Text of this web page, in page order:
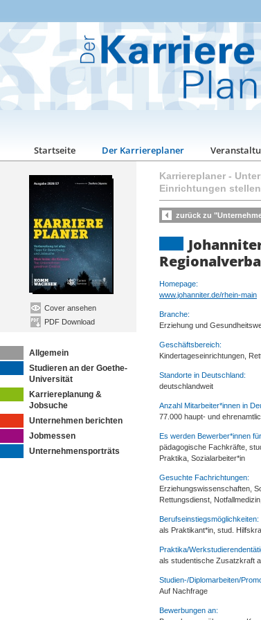
Startseite Der Karriereplaner
Cover ansehen
PDF Download
Allgemein
Studieren an der Goethe-
Universität
Karriereplanung &
Jobsuche
Unternehmen berichten
Jobmessen
Unternehmensporträts
Karriereplaner -
Einrichtungen
zurück zu
Homepage:
www.johanniter.de/rhein-main
Branche:
Erziehung und
Geschäftsbereich:
Kindertageseinrichtungen,
Standorte in Deutschland:
deutschlandweit
Anzahl Mitarbeiter*innen in
77.000 haupt- und
Es werden Bewerber*innen
pädagogische Fachkräfte,
Praktika, Sozialarbeiter*in
Gesuchte Fachrichtungen:
Erziehungswissenschaften,
Rettungsdienst,
Berufseinstiegsmöglichkeiten:
als Praktikant*in, stud.
Praktika/
als studentische Zusatzkraft
Studien-/Diplomarbeiten/
Auf Nachfrage
Bewerbungen an: